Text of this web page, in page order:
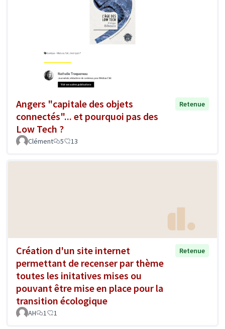
Angers "capitale des objets
connectés"... et pourquoi pas des
Low Tech ?
Retenue
Clément 5 13
Création d'un site internet
permettant de recenser par thème
toutes les initatives mises ou
pouvant être mise en place pour la
transition écologique
Retenue
AH 1 1